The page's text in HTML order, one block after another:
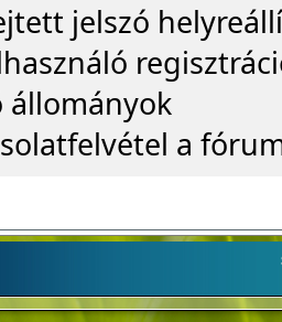
jelszó
állományok
a